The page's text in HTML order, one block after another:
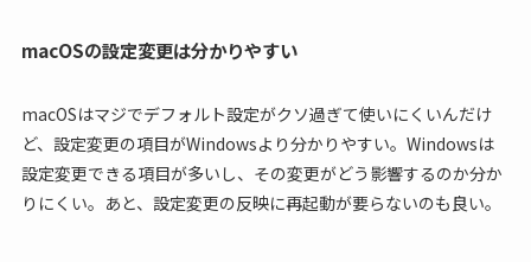
macOSの設定変更は分かりやすい
macOSはマジでデフォルト設定がクソ過ぎて使いにくいんだけ
ど、設定変更の項目がWindowsより分かりやすい。Windowsは
設定変更できる項目が多いし、その変更がどう影響するのか分か
りにくい。あと、設定変更の反映に再起動が要らないのも良い。